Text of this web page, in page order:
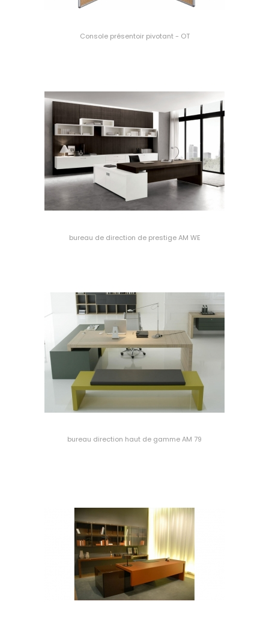
Console présentoir pivotant - OT
bureau de direction de prestige AM WE
bureau direction haut de gamme AM 79